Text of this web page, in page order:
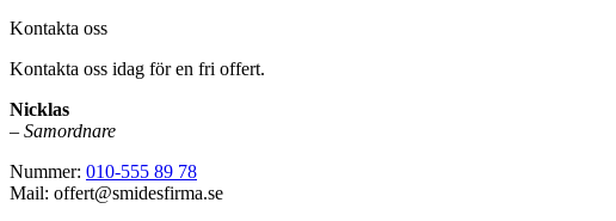
Kontakta oss
Kontakta oss idag för en fri offert.
Nicklas
– Samordnare
Nummer: 010-555 89 78
Mail: offert@smidesfirma.se